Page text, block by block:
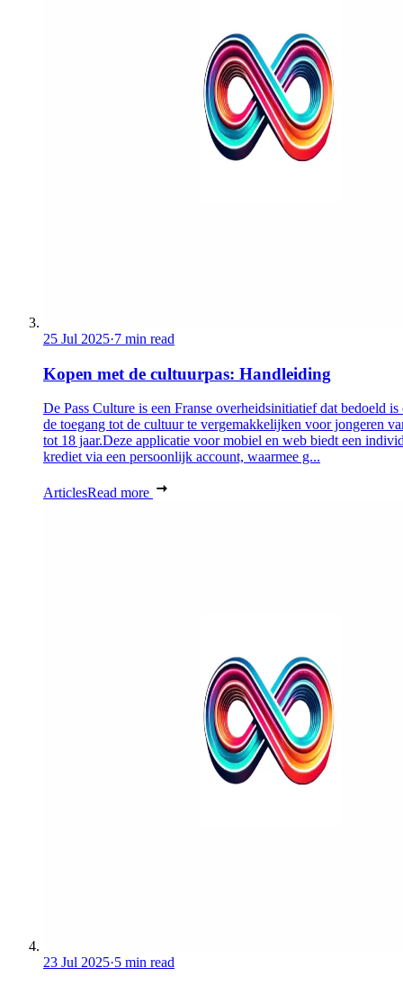
25 Jul 2025·7 min read
Kopen met de cultuurpas: Handleiding
De Pass Culture is een Franse overheidsinitiatief dat bedoeld is
de toegang tot de cultuur te vergemakkelijken voor jongeren
tot 18 jaar.Deze applicatie voor mobiel en web biedt een
krediet via een persoonlijk account, waarmee g...
ArticlesRead more
23 Jul 2025·5 min read